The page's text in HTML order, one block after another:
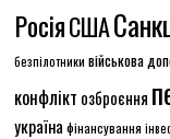
РосіяСША
безпілотники військова
конфлікт озброєння
україна фінансування